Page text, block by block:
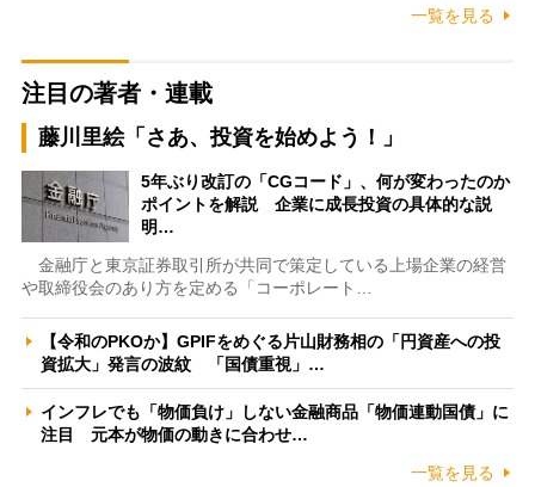
一覧を見る
注目の著者・連載
藤川里絵「さあ、投資を始めよう！」
5年ぶり改訂の「CGコード」、何が変わったのか
ポイントを解説 企業に成長投資の具体的な説
明…
金融庁と東京証券取引所が共同で策定している上場企業の経営
や取締役会のあり方を定める「コーポレート…
【令和のPKOか】GPIFをめぐる片山財務相の「円資産への投
資拡大」発言の波紋 「国債重視」…
インフレでも「物価負け」しない金融商品「物価連動国債」に
注目 元本が物価の動きに合わせ…
一覧を見る